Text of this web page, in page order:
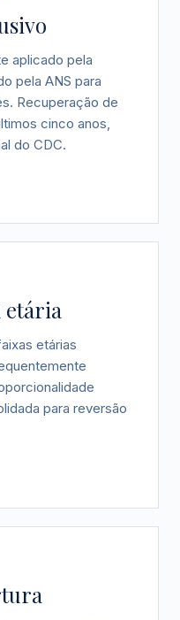
aplicado pela
pela ANS para
Recuperação de
cinco anos,
do CDC.
etária
etárias
para reversão